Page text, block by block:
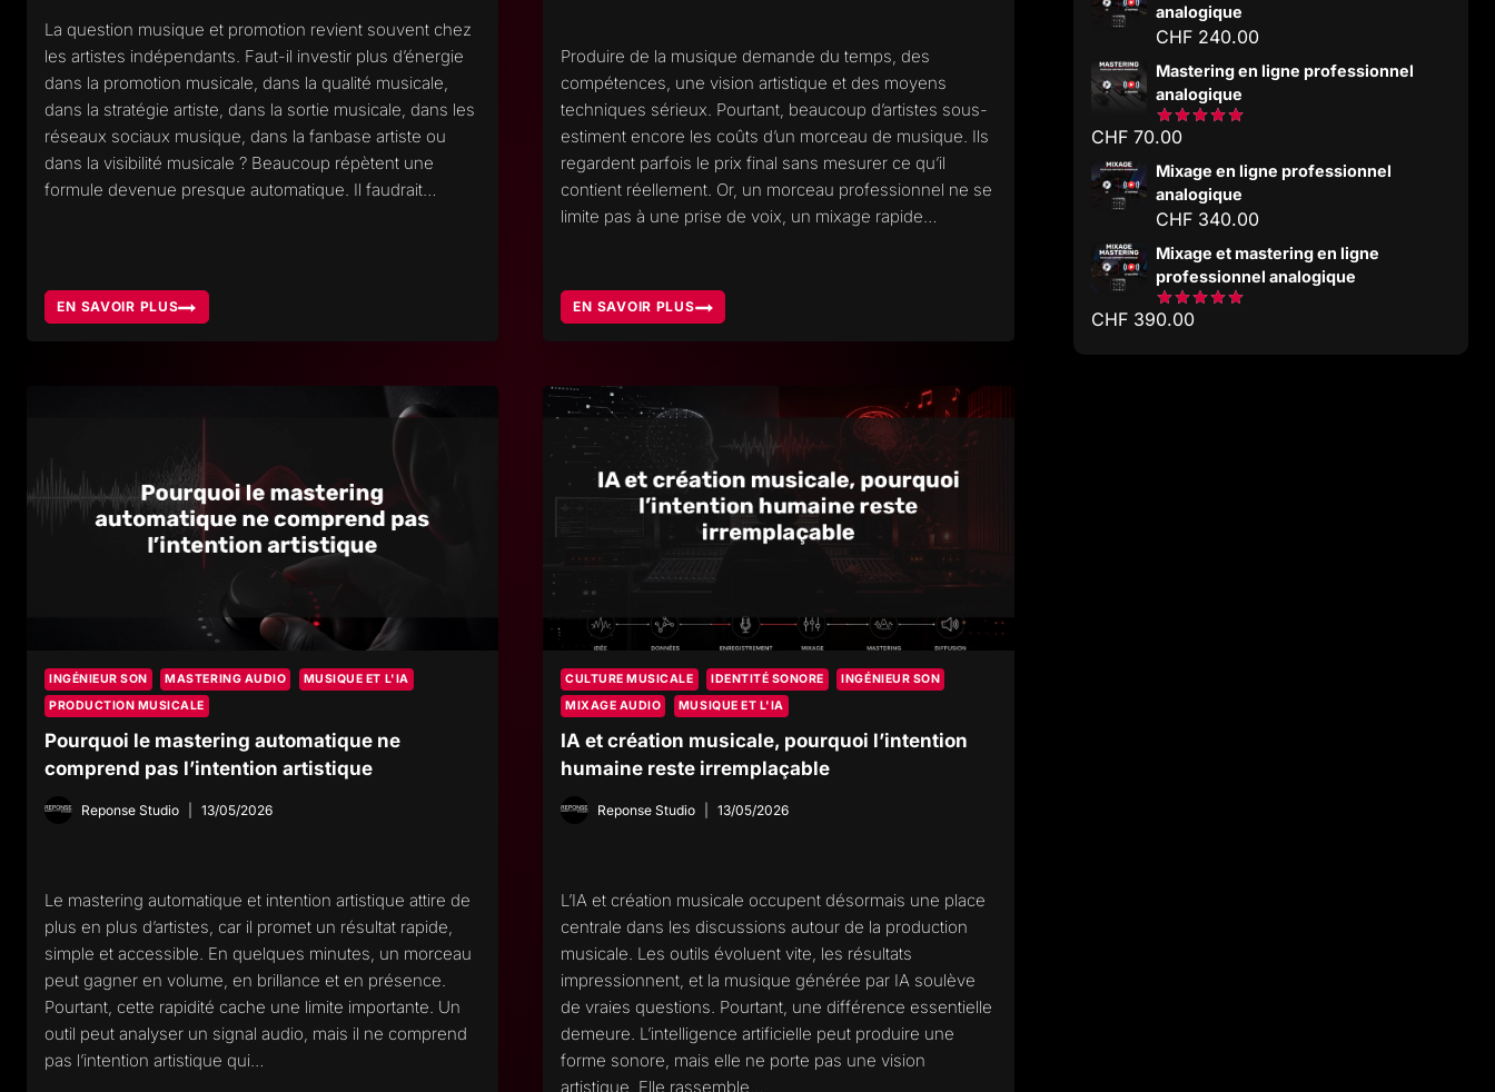
La question musique et promotion revient souvent chez
les artistes indépendants. Faut-il investir plus d’énergie
dans la promotion musicale, dans la qualité musicale,
dans la stratégie artiste, dans la sortie musicale, dans les
réseaux sociaux musique, dans la fanbase artiste ou
dans la visibilité musicale ? Beaucoup répètent une
formule devenue presque automatique. Il faudrait…
EN SAVOIR PLUS
MUSIQUE
ET
Produire de la musique demande du temps, des
compétences, une vision artistique et des moyens
techniques sérieux. Pourtant, beaucoup d’artistes sous-
estiment encore les coûts d’un morceau de musique. Ils
regardent parfois le prix final sans mesurer ce qu’il
contient réellement. Or, un morceau professionnel ne se
limite pas à une prise de voix, un mixage rapide…
EN SAVOIR PLUS
LES
COÛTS
AUJOURD’HUI,
COMPRENDRE
L’INVESTISSEMENT
RÉEL
INGÉNIEUR SON MASTERING AUDIO
MUSIQUE ET L'IA
PRODUCTION MUSICALE
Pourquoi le mastering automatique ne
comprend pas l’intention artistique
Reponse Studio 13/05/2026
Le mastering automatique et intention artistique attire de
plus en plus d’artistes, car il promet un résultat rapide,
simple et accessible. En quelques minutes, un morceau
peut gagner en volume, en brillance et en présence.
Pourtant, cette rapidité cache une limite importante. Un
outil peut analyser un signal audio, mais il ne comprend
pas l’intention artistique qui…
CULTURE MUSICALE IDENTITÉ SONORE
INGÉNIEUR SON
MIXAGE AUDIO
MUSIQUE ET L'IA
IA et création musicale, pourquoi l’intention
humaine reste irremplaçable
Reponse Studio 13/05/2026
L’IA et création musicale occupent désormais une place
centrale dans les discussions autour de la production
musicale. Les outils évoluent vite, les résultats
impressionnent, et la musique générée par IA soulève
de vraies questions. Pourtant, une différence essentielle
demeure. L’intelligence artificielle peut produire une
forme sonore, mais elle ne porte pas une vision
artistique. Elle rassemble…
analogique
CHF240.00
Mastering en ligne professionnel
analogique
Note
CHF70.00
Mixage en ligne professionnel
analogique
CHF340.00
Mixage et mastering en ligne
professionnel analogique
Note
CHF390.00